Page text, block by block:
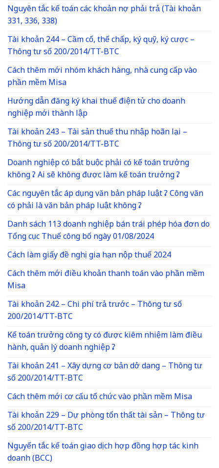
Nguyên tắc kế toán các khoản nợ phải trả (Tài khoản
331, 336, 338)
Tài khoản 244 – Cầm cố, thế chấp, ký quỹ, ký cược –
Thông tư số 200/2014/TT-BTC
Cách thêm mới nhóm khách hàng, nhà cung cấp vào
phần mềm Misa
Hướng dẫn đăng ký khai thuế điện tử cho doanh
nghiệp mới thành lập
Tài khoản 243 – Tài sản thuế thu nhập hoãn lại –
Thông tư số 200/2014/TT-BTC
Doanh nghiệp có bắt buộc phải có kế toán trưởng
không ? Ai sẽ không được làm kế toán trưởng ?
Các nguyên tắc áp dụng văn bản pháp luật ? Công văn
có phải là văn bản pháp luật không ?
Danh sách 113 doanh nghiệp bán trái phép hóa đơn do
Tổng cục Thuế công bố ngày 01/08/2024
Cách làm giấy đề nghị gia hạn nộp thuế 2024
Cách thêm mới điều khoản thanh toán vào phần mềm
Misa
Tài khoản 242 – Chi phí trả trước – Thông tư số
200/2014/TT-BTC
Kế toán trưởng công ty có được kiêm nhiệm làm điều
hành, quản lý doanh nghiệp ?
Tài khoản 241 – Xây dựng cơ bản dở dang – Thông tư
số 200/2014/TT-BTC
Cách thêm mới cơ cấu tổ chức vào phần mềm Misa
Tài khoản 229 – Dự phòng tổn thất tài sản – Thông tư
số 200/2014/TT-BTC
Nguyến tắc kế toán giao dịch hợp đồng hợp tác kinh
doanh (BCC)